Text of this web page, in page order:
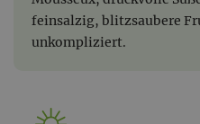
feinsalzig, blitzsaubere
unkompliziert.